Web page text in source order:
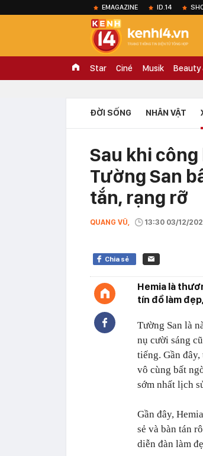
EMAGAZINE ID.14
Star Ciné Musik Beauty
ĐỜI SỐNG NHÂN VẬT
Sau khi
Tường San
tắn, rạng rỡ
QUANG VŨ, 13:30 03/12/
Chia sẻ
Hemia là
tín đồ làm
Tường San là
nụ cười sáng
tiếng. Gần
vô cùng bất
sớm nhất lịch
Gần đây,
sẻ và bàn tán
diễn đàn làm